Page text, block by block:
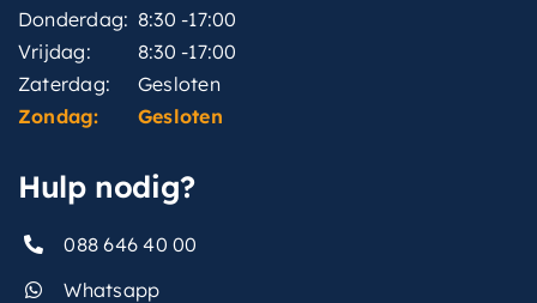
Donderdag: 8:30 -17:00
Vrijdag:
8:30 -17:00
Zaterdag:
Gesloten
Zondag:
Gesloten
Hulp nodig?
088 646 40 00
Whatsapp